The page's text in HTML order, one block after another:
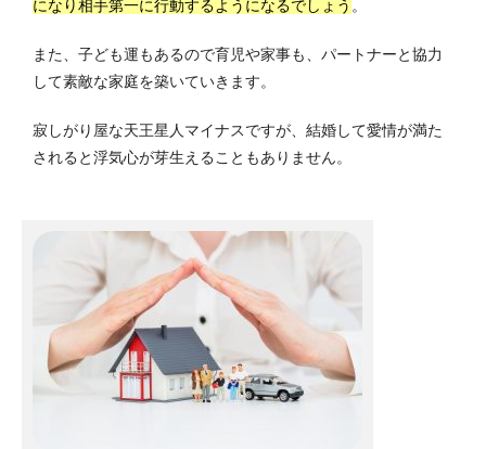
になり相手第一に行動するようになるでしょう 。
また、子ども運もあるので育児や家事も、パートナーと協力
して素敵な家庭を築いていきます。
寂しがり屋な天王星人マイナスですが、結婚して愛情が満た
されると浮気心が芽生えることもありません。